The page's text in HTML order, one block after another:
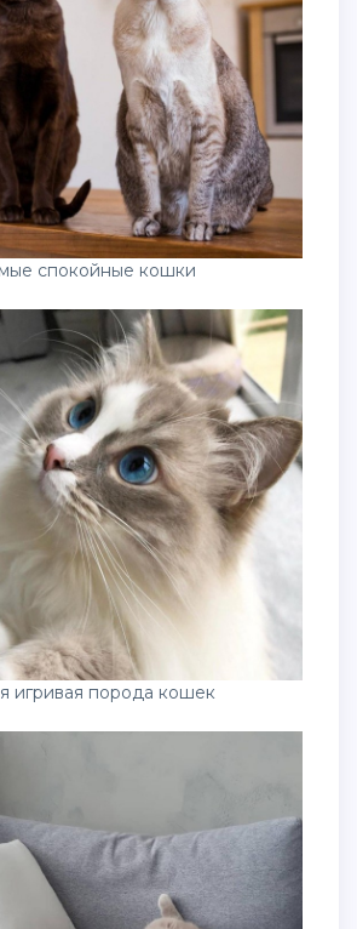
спокойные кошки
игривая порода кошек